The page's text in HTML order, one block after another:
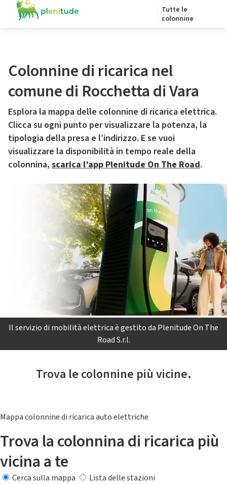
Tutte le
colonnine
Colonnine di ricarica nel
comune di Rocchetta di Vara
Esplora la mappa delle colonnine di ricarica elettrica.
Clicca su ogni punto per visualizzare la potenza, la
tipologia della presa e l’indirizzo. E se vuoi
visualizzare la disponibilità in tempo reale della
colonnina, scarica l’app Plenitude On The Road.
Il servizio di mobilità elettrica è gestito da Plenitude On The
Road S.r.l.
Trova le colonnine più vicine.
Mappa colonnine di ricarica auto elettriche
Trova la colonnina di ricarica più
vicina a te
Cerca sulla mappa
Lista delle stazioni